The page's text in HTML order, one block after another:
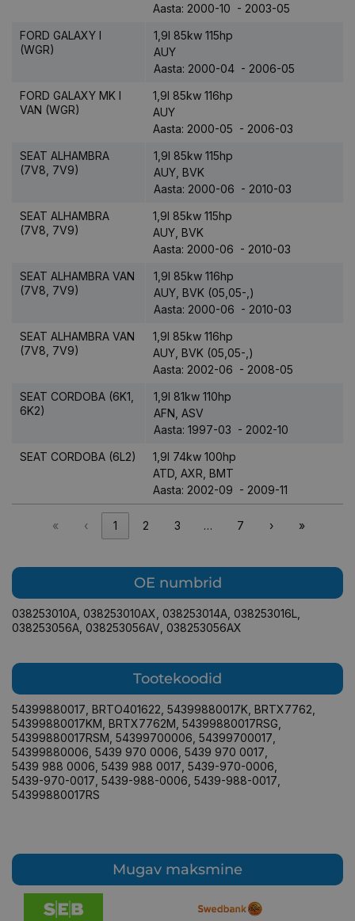
Aasta: 2000-10 - 2003-05
FORD GALAXY I
(WGR)
1,9l 85kw 115hp
AUY
Aasta: 2000-04 - 2006-05
FORD GALAXY MK I
VAN (WGR)
1,9l 85kw 116hp
AUY
Aasta: 2000-05 - 2006-03
SEAT ALHAMBRA
(7V8, 7V9)
1,9l 85kw 115hp
AUY, BVK
Aasta: 2000-06 - 2010-03
SEAT ALHAMBRA
(7V8, 7V9)
1,9l 85kw 115hp
AUY, BVK
Aasta: 2000-06 - 2010-03
SEAT ALHAMBRA VAN
(7V8, 7V9)
1,9l 85kw 116hp
AUY, BVK (05,05-,)
Aasta: 2000-06 - 2010-03
SEAT ALHAMBRA VAN
(7V8, 7V9)
1,9l 85kw 116hp
AUY, BVK (05,05-,)
Aasta: 2002-06 - 2008-05
SEAT CORDOBA (6K1,
6K2)
1,9l 81kw 110hp
AFN, ASV
Aasta: 1997-03 - 2002-10
SEAT CORDOBA (6L2)
1,9l 74kw 100hp
ATD, AXR, BMT
Aasta: 2002-09 - 2009-11
« ‹ 1 2 3 … 7 › »
OE numbrid
038253010A 038253010AX 038253014A 038253016L
038253056A 038253056AV 038253056AX
Tootekoodid
54399880017 BRTO401622 54399880017K BRTX7762
54399880017KM BRTX7762M 54399880017RSG
54399880017RSM 54399700006 54399700017
54399880006 5439 970 0006 5439 970 0017
5439 988 0006 5439 988 0017 5439-970-0006
5439-970-0017 5439-988-0006 5439-988-0017
54399880017RS
Mugav maksmine